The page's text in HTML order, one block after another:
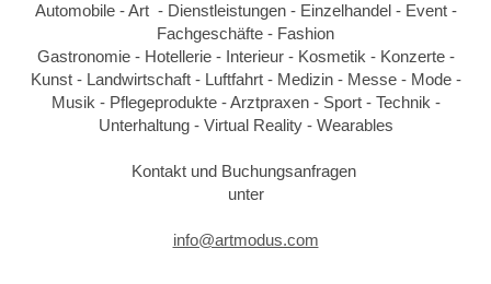
Automobile - Art - Dienstleistungen - Einzelhandel - Event -
Fachgeschäfte - Fashion
Gastronomie - Hotellerie - Interieur - Kosmetik - Konzerte -
Kunst - Landwirtschaft - Luftfahrt - Medizin - Messe - Mode -
Musik - Pflegeprodukte - Arztpraxen - Sport - Technik -
Unterhaltung - Virtual Reality - Wearables
Kontakt und Buchungsanfragen
unter
info@artmodus.com